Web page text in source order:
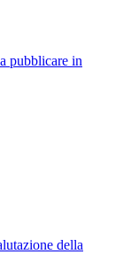
pubblicare in
della